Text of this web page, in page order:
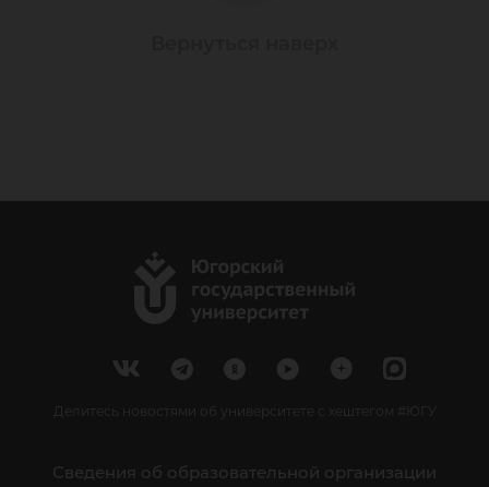
Делитесь новостями об университете с хештегом #ЮГУ
Сведения об образовательной организации